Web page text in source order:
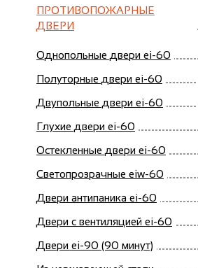
ПРОТИВОПОЖАРНЫЕ
ДВЕРИ
Однопольные двери ei-60
Полуторные двери ei-60
Двупольные двери ei-60
Глухие двери ei-60
Остекленные двери ei-60
Светопрозрачные eiw-60
Двери антипаника ei-60
Двери с вентиляцией ei-60
Двери ei-90 (90 минут)